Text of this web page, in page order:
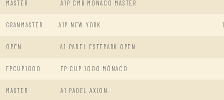
MASTER A1P CMB MONACO MASTER
GRANMASTER A1P NEW YORK
OPEN A1 PADEL ESTEPARK OPEN
FPCUP1000 FP CUP 1000 MÓNACO
MASTER A1 PADEL AXION